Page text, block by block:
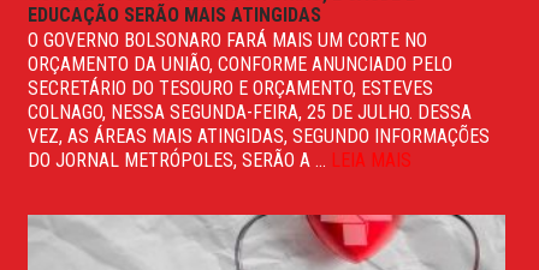
EDUCAÇÃO SERÃO MAIS ATINGIDAS
O GOVERNO BOLSONARO FARÁ MAIS UM CORTE NO
ORÇAMENTO DA UNIÃO, CONFORME ANUNCIADO PELO
SECRETÁRIO DO TESOURO E ORÇAMENTO, ESTEVES
COLNAGO, NESSA SEGUNDA-FEIRA, 25 DE JULHO. DESSA
VEZ, AS ÁREAS MAIS ATINGIDAS, SEGUNDO INFORMAÇÕES
DO JORNAL METRÓPOLES, SERÃO A ... LEIA MAIS